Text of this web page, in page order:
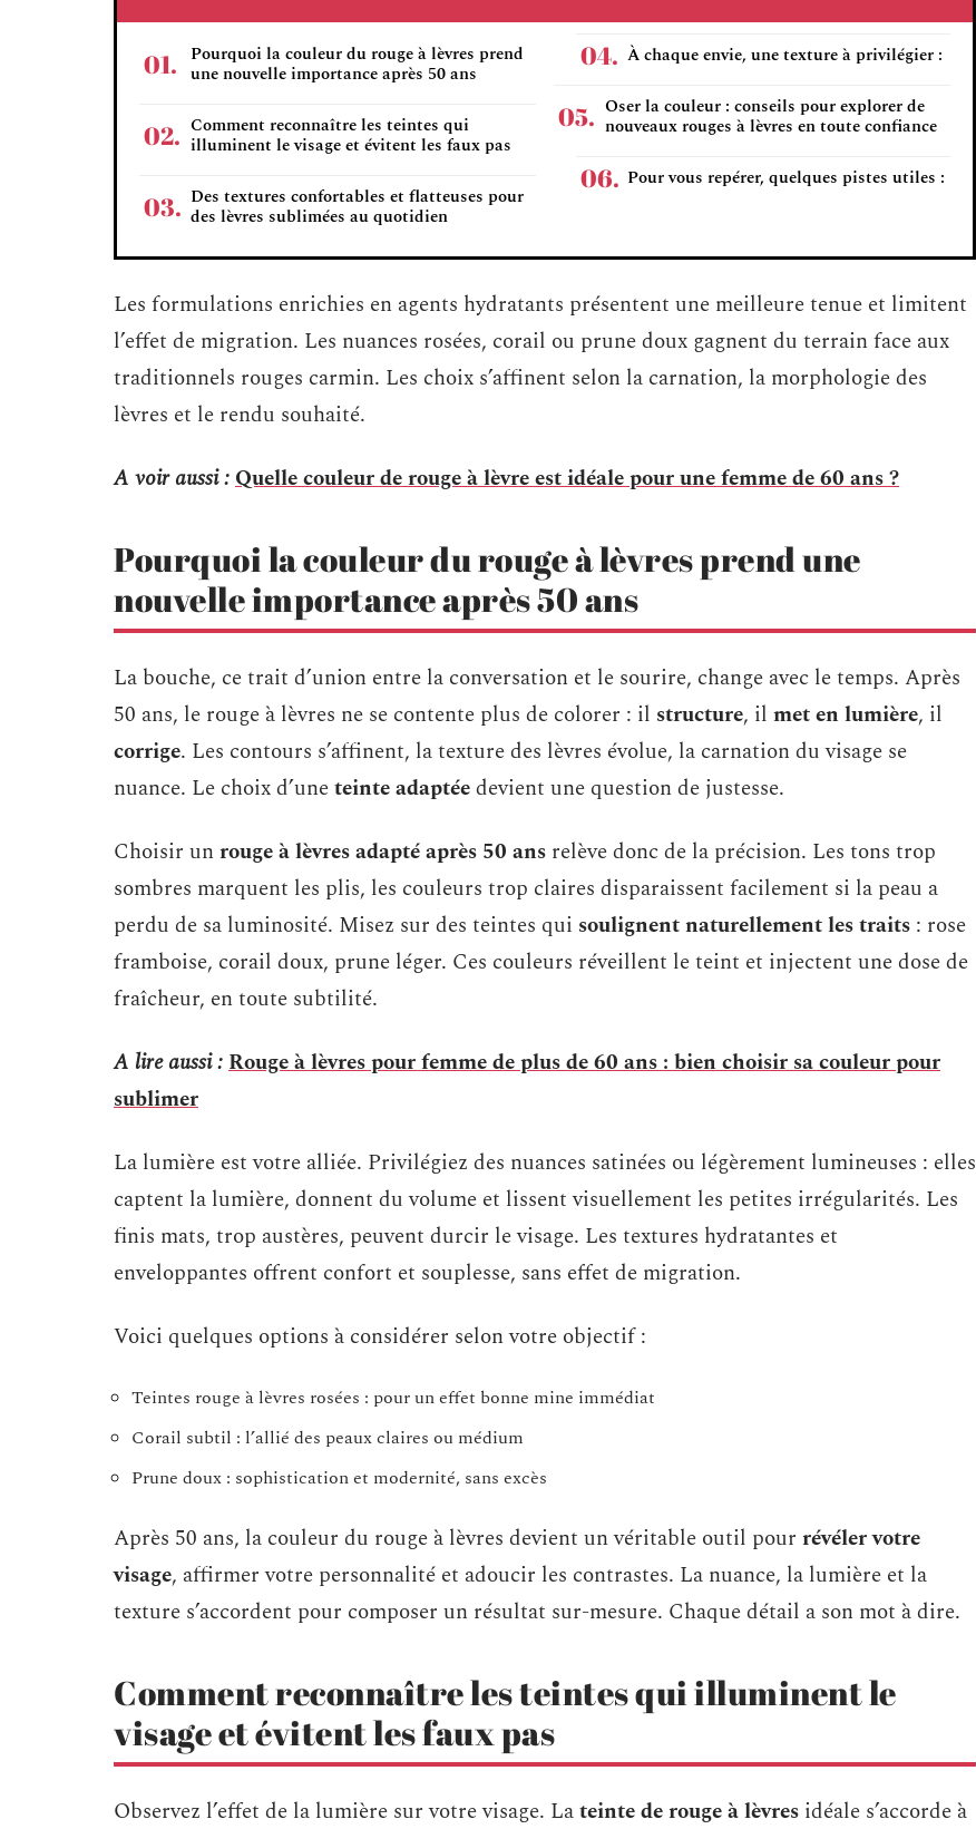
Pourquoi la couleur du rouge à lèvres prend
une nouvelle importance après 50 ans
Comment reconnaître les teintes qui
illuminent le visage et évitent les faux pas
Des textures confortables et flatteuses pour
des lèvres sublimées au quotidien
À chaque envie, une texture à privilégier :
Oser la couleur : conseils pour explorer de
nouveaux rouges à lèvres en toute confiance
Pour vous repérer, quelques pistes utiles :
Les formulations enrichies en agents hydratants présentent une meilleure tenue et limitent
l’effet de migration. Les nuances rosées, corail ou prune doux gagnent du terrain face aux
traditionnels rouges carmin. Les choix s’affinent selon la carnation, la morphologie des
lèvres et le rendu souhaité.
A voir aussi :Quelle couleur de rouge à lèvre est idéale pour une femme de 60 ans ?
Pourquoi la couleur du rouge à lèvres prend une
nouvelle importance après 50 ans
La bouche, ce trait d’union entre la conversation et le sourire, change avec le temps. Après
50 ans, le rouge à lèvres ne se contente plus de colorer : il structure, il met en lumière, il
corrige. Les contours s’affinent, la texture des lèvres évolue, la carnation du visage se
nuance. Le choix d’uneteinte adaptéedevient une question de justesse.
Choisir unrouge à lèvres adapté après 50 ans relève donc de la précision. Les tons trop
sombres marquent les plis, les couleurs trop claires disparaissent facilement si la peau a
perdu de sa luminosité. Misez sur des teintes qui soulignent naturellement les traits : rose
framboise, corail doux, prune léger. Ces couleurs réveillent le teint et injectent une dose de
fraîcheur, en toute subtilité.
A lire aussi :Rouge à lèvres pour femme de plus de 60 ans : bien choisir sa couleur pour
sublimer
La lumière est votre alliée. Privilégiez des nuances satinées ou légèrement lumineuses : elles
captent la lumière, donnent du volume et lissent visuellement les petites irrégularités. Les
finis mats, trop austères, peuvent durcir le visage. Les textures hydratantes et
enveloppantes offrent confort et souplesse, sans effet de migration.
Voici quelques options à considérer selon votre objectif :
Teintes rouge à lèvres rosées : pour un effet bonne mine immédiat
Corail subtil : l’allié des peaux claires ou médium
Prune doux : sophistication et modernité, sans excès
Après 50 ans, la couleur du rouge à lèvres devient un véritable outil pour révéler votre
visage, affirmer votre personnalité et adoucir les contrastes. La nuance, la lumière et la
texture s’accordent pour composer un résultat sur-mesure. Chaque détail a son mot à dire.
Comment reconnaître les teintes qui illuminent le
visage et évitent les faux pas
Observez l’effet de la lumière sur votre visage. Lateinte de rouge à lèvres idéale s’accorde à